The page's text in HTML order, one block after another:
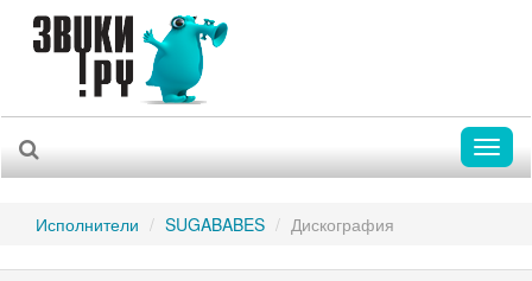
Исполнители SUGABABES Дискография